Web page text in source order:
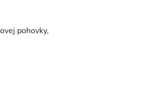
pohovky,